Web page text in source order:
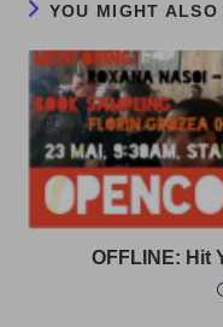
YOU MIGHT
OFFLINE: Hit